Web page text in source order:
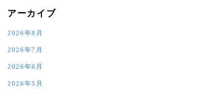
アーカイブ
2026年8月
2026年7月
2026年6月
2026年5月